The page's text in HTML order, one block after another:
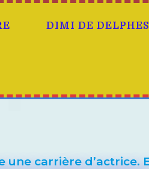
DIMI DE DELPHES
carrière d’actrice.